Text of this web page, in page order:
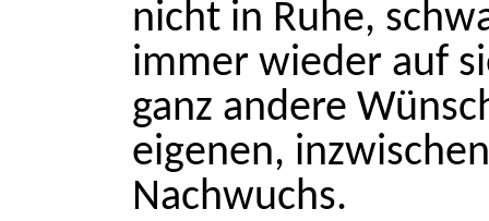
nicht in Ruhe,
immer wieder auf
ganz andere
eigenen,
Nachwuchs.